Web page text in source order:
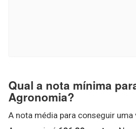
Qual a nota mínima
Agronomia?
A nota média para conseguir uma